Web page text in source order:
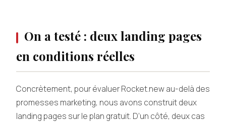
On a testé : deux landing pages
en conditions réelles
Concrètement, pour évaluer Rocket.new au-delà des
promesses marketing, nous avons construit deux
landing pages sur le plan gratuit. D’un côté, deux cas